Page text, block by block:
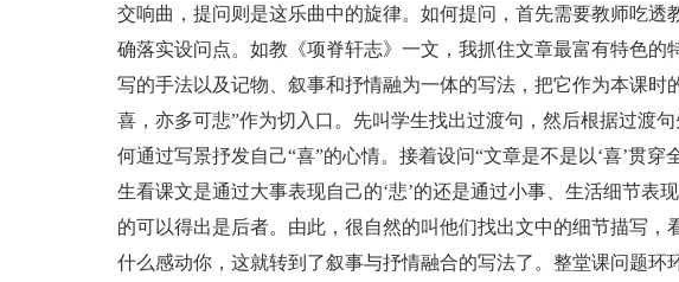
交响曲，提问则是这乐曲中的旋律。如何提问，首先需要教师吃透
确落实设问点。如教《项脊轩志》一文，我抓住文章最富有特色的
写的手法以及记物、叙事和抒情融为一体的写法，把它作为本课时
喜，亦多可悲”作为切入口。先叫学生找出过渡句，然后根据过渡
何通过写景抒发自己“喜”的心情。接着设问“文章是不是以‘喜’贯穿
生看课文是通过大事表现自己的‘悲’的还是通过小事、生活细节表
的可以得出是后者。由此，很自然的叫他们找出文中的细节描写，
什么感动你，这就转到了叙事与抒情融合的写法了。整堂课问题环